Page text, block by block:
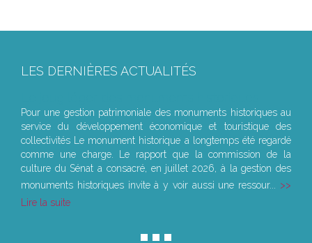
LES DERNIÈRES ACTUALITÉS
Pour une gestion patrimoniale des monuments historiques au
service du développement économique et touristique des
collectivités Le monument historique a longtemps été regardé
comme une charge. Le rapport que la commission de la
culture du Sénat a consacré, en juillet 2026, à la gestion des
monuments historiques invite à y voir aussi une ressour...
Lire la suite